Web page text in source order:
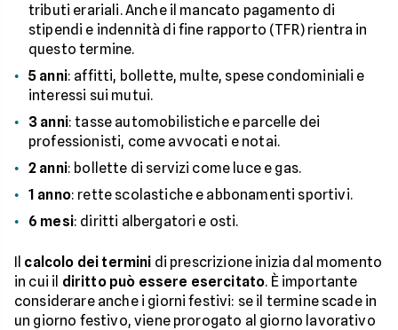
tributi erariali. Anche il mancato pagamento di
stipendi e indennità di fine rapporto (TFR) rientra in
questo termine.
5 anni: affitti, bollette, multe, spese condominiali e
interessi sui mutui.
3 anni: tasse automobilistiche e parcelle dei
professionisti, come avvocati e notai.
2 anni: bollette di servizi come luce e gas.
1 anno: rette scolastiche e abbonamenti sportivi.
6 mesi: diritti albergatori e osti.
Il calcolo dei termini di prescrizione inizia dal momento
in cui il diritto può essere esercitato. È importante
considerare anche i giorni festivi: se il termine scade in
un giorno festivo, viene prorogato al giorno lavorativo